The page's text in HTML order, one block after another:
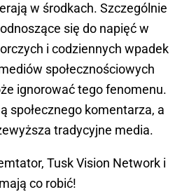
w środkach. Szczególnie
się do napięć w
i codziennych wpadek
społecznościowych
ignorować tego fenomenu.
społecznego komentarza, a
tradycyjne media.
Tusk Vision Network i
co robić!